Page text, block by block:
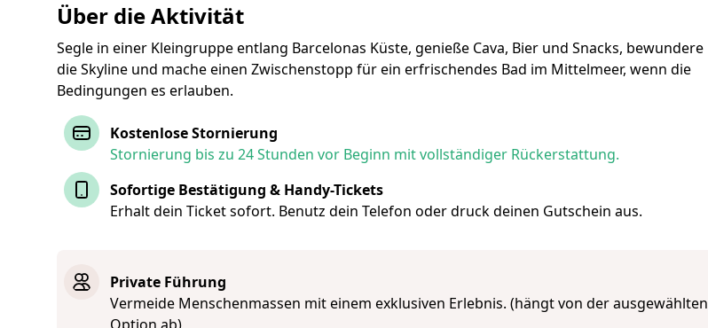
Über die Aktivität
Segle in einer Kleingruppe entlang Barcelonas Küste, genieße Cava, Bier und Snacks, bewundere
die Skyline und mache einen Zwischenstopp für ein erfrischendes Bad im Mittelmeer, wenn die
Bedingungen es erlauben.
Kostenlose Stornierung
Stornierung bis zu 24 Stunden vor Beginn mit vollständiger Rückerstattung.
Sofortige Bestätigung & Handy-Tickets
Erhalt dein Ticket sofort. Benutz dein Telefon oder druck deinen Gutschein aus.
Private Führung
Vermeide Menschenmassen mit einem exklusiven Erlebnis. (hängt von der ausgewählten